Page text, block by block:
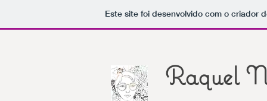
Este site foi desenvolvido com o criador
Raquel